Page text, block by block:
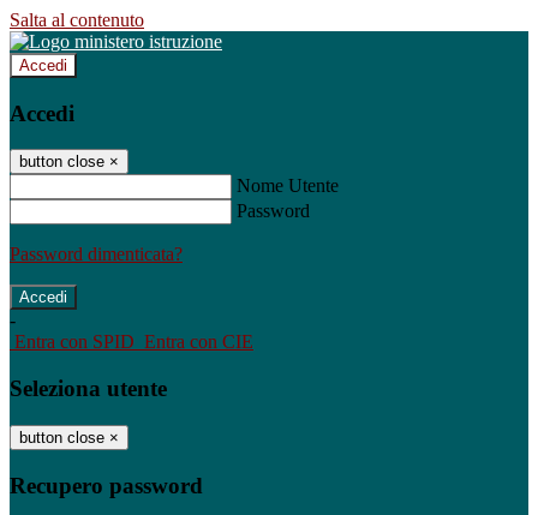
Salta al contenuto
Accedi
Accedi
button close ×
Nome Utente
Password
Password dimenticata?
-
Entra con SPID Entra con CIE
Seleziona utente
button close ×
Recupero password